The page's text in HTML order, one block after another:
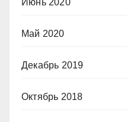
Май 2020
Декабрь 2019
Октябрь 2018